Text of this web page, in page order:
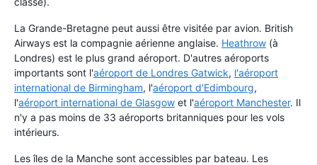
La Grande-Bretagne peut aussi être visitée par avion. British
Airways est la compagnie aérienne anglaise. Heathrow (à
Londres) est le plus grand aéroport. D'autres aéroports
importants sont l'aéroport de Londres Gatwick, l'aéroport
international de Birmingham, l'aéroport d'Edimbourg,
l'aéroport international de Glasgow et l'aéroport Manchester. Il
n'y a pas moins de 33 aéroports britanniques pour les vols
intérieurs.
Les îles de la Manche sont accessibles par bateau. Les